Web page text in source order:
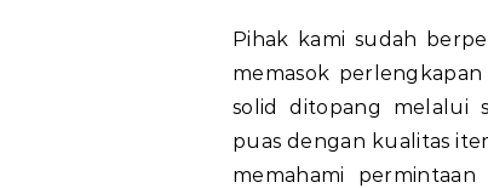
Pihak kami sudah
memasok
solid ditopang melalui
puas dengan kualitas
memahami